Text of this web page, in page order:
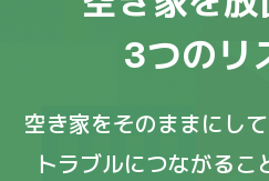
3つのリ
空き家をそのままにし
トラブルにつながるこ